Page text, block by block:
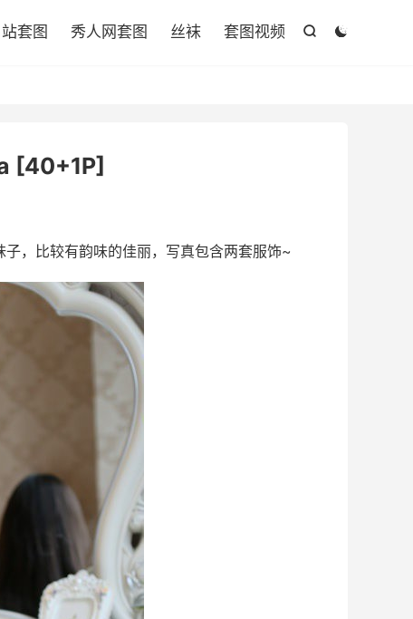


套图 秀人网套图 丝袜 套图视频
[40+1P]
，比较有韵味的佳丽，写真包含两套服饰~